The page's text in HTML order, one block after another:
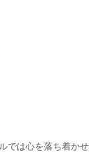
では心を落ち着かせ